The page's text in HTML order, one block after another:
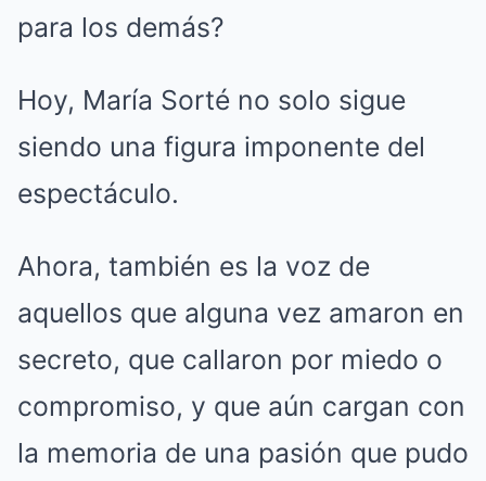
para los demás?
Hoy, María Sorté no solo sigue
siendo una figura imponente del
espectáculo.
Ahora, también es la voz de
aquellos que alguna vez amaron en
secreto, que callaron por miedo o
compromiso, y que aún cargan con
la memoria de una pasión que pudo